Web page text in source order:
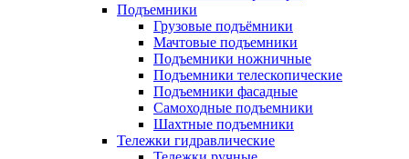
Подъемники
Грузовые подъёмники
Мачтовые подъемники
Подъемники ножничные
Подъемники телескопические
Подъемники фасадные
Самоходные подъемники
Шахтные подъемники
Тележки гидравлические